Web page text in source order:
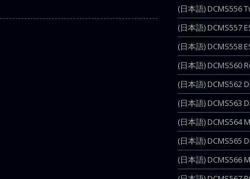
(日本語) DCMS556
(日本語) DCMS557
(日本語) DCMS558
(日本語) DCMS560
(日本語) DCMS562
(日本語) DCMS563
(日本語) DCMS564
(日本語) DCMS565
(日本語) DCMS566